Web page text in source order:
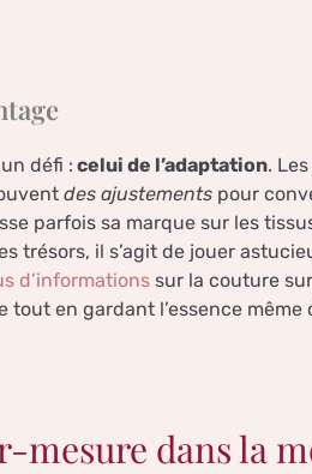
défi : celui de l’adaptation.
des ajustements pour
parfois sa marque sur les
trésors, il s’agit de jouer
d’informations sur la couture
en gardant l’essence même
mesure dans la